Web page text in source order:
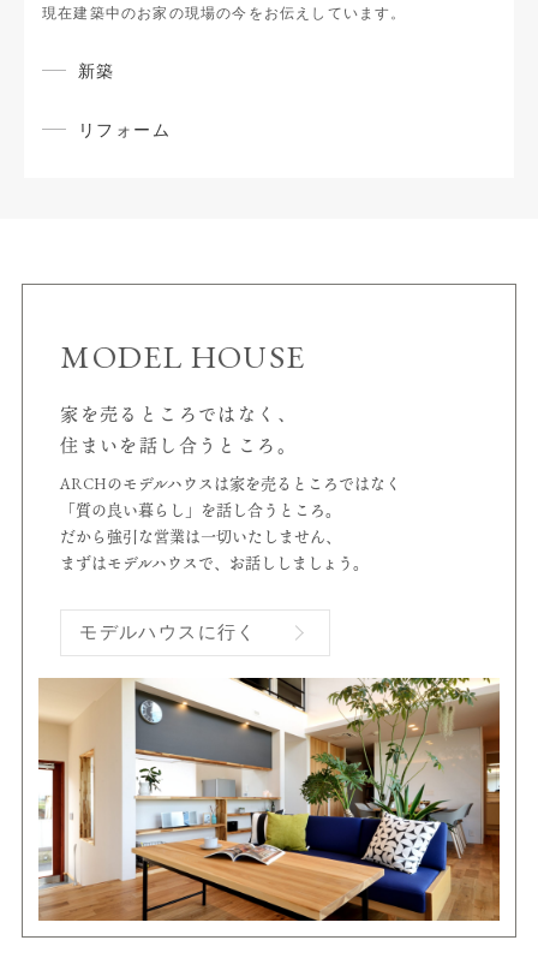
現在建築中のお家の現場の今をお伝えしています。
新築
リフォーム
MODEL HOUSE
家を売るところではなく、
住まいを話し合うところ。
ARCHのモデルハウスは家を売るところではなく
「質の良い暮らし」を話し合うところ。
だから強引な営業は一切いたしません、
まずはモデルハウスで、お話ししましょう。
モデルハウスに行く